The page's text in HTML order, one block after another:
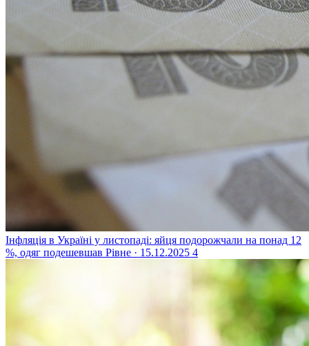
Інфляція в Україні у листопаді: яйця подорожчали на понад 12
%, одяг подешевшав Рівне · 15.12.2025 4